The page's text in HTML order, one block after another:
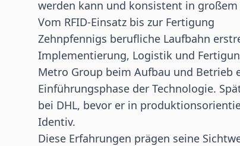
werden kann und konsistent in
Vom RFID-Einsatz bis zur Fertigung
Zehnpfennigs berufliche Laufbahn
Implementierung, Logistik und
Metro Group beim Aufbau und Betrieb
Einführungsphase der Technologie.
bei DHL, bevor er in
Identiv.
Diese Erfahrungen prägen seine